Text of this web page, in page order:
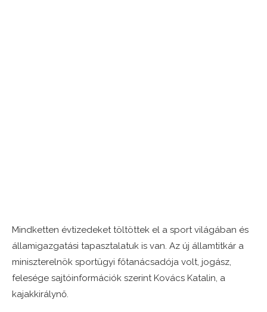
Mindketten évtizedeket töltöttek el a sport világában és
államigazgatási tapasztalatuk is van. Az új államtitkár a
miniszterelnök sportügyi főtanácsadója volt, jogász,
felesége sajtóinformációk szerint Kovács Katalin, a
kajakkirálynő.